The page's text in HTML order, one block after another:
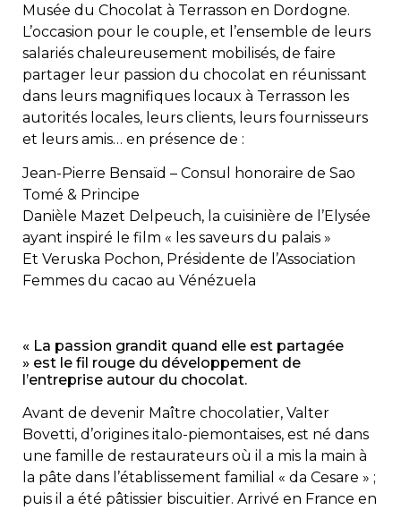
Musée du Chocolat à Terrasson en Dordogne.
L’occasion pour le couple, et l’ensemble de leurs
salariés chaleureusement mobilisés, de faire
partager leur passion du chocolat en réunissant
dans leurs magnifiques locaux à Terrasson les
autorités locales, leurs clients, leurs fournisseurs
et leurs amis… en présence de :
Jean-Pierre Bensaïd – Consul honoraire de Sao
Tomé & Principe
Danièle Mazet Delpeuch, la cuisinière de l’Elysée
ayant inspiré le film « les saveurs du palais »
Et Veruska Pochon, Présidente de l’Association
Femmes du cacao au Vénézuela
« La passion grandit quand elle est partagée
» est le fil rouge du développement de
l’entreprise autour du chocolat.
Avant de devenir Maître chocolatier, Valter
Bovetti, d’origines italo-piemontaises, est né dans
une famille de restaurateurs où il a mis la main à
la pâte dans l’établissement familial « da Cesare » ;
puis il a été pâtissier biscuitier. Arrivé en France en